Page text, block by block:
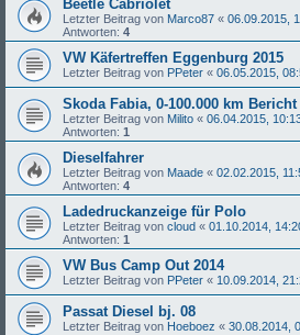
Beetle Cabriolet
Letzter Beitrag von Marco87 « 06.09.2015,
Antworten: 4
VW Käfertreffen Eggenburg 2015
Letzter Beitrag von PPeter « 06.05.2015,
Skoda Fabia, 0-100.000 km
Letzter Beitrag von Milito « 06.04.2015,
Antworten: 1
Dieselfahrer
Letzter Beitrag von Maade « 02.02.2015,
Antworten: 4
Ladedruckanzeige für Polo
Letzter Beitrag von cloud « 01.10.2014,
Antworten: 1
VW Bus Camp Out 2014
Letzter Beitrag von PPeter « 10.09.2014,
Passat Diesel bj. 08
Letzter Beitrag von Hoeboez « 30.08.2014,